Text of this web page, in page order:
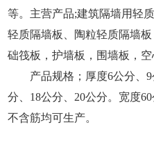
等。主营产品;建筑隔墙用轻
轻质隔墙板、陶粒轻质隔墙
础筏板，护墙板，围墙板，空
产品规格；厚度6公分、9
分、18公分、20公分。宽度
不含筋均可生产。